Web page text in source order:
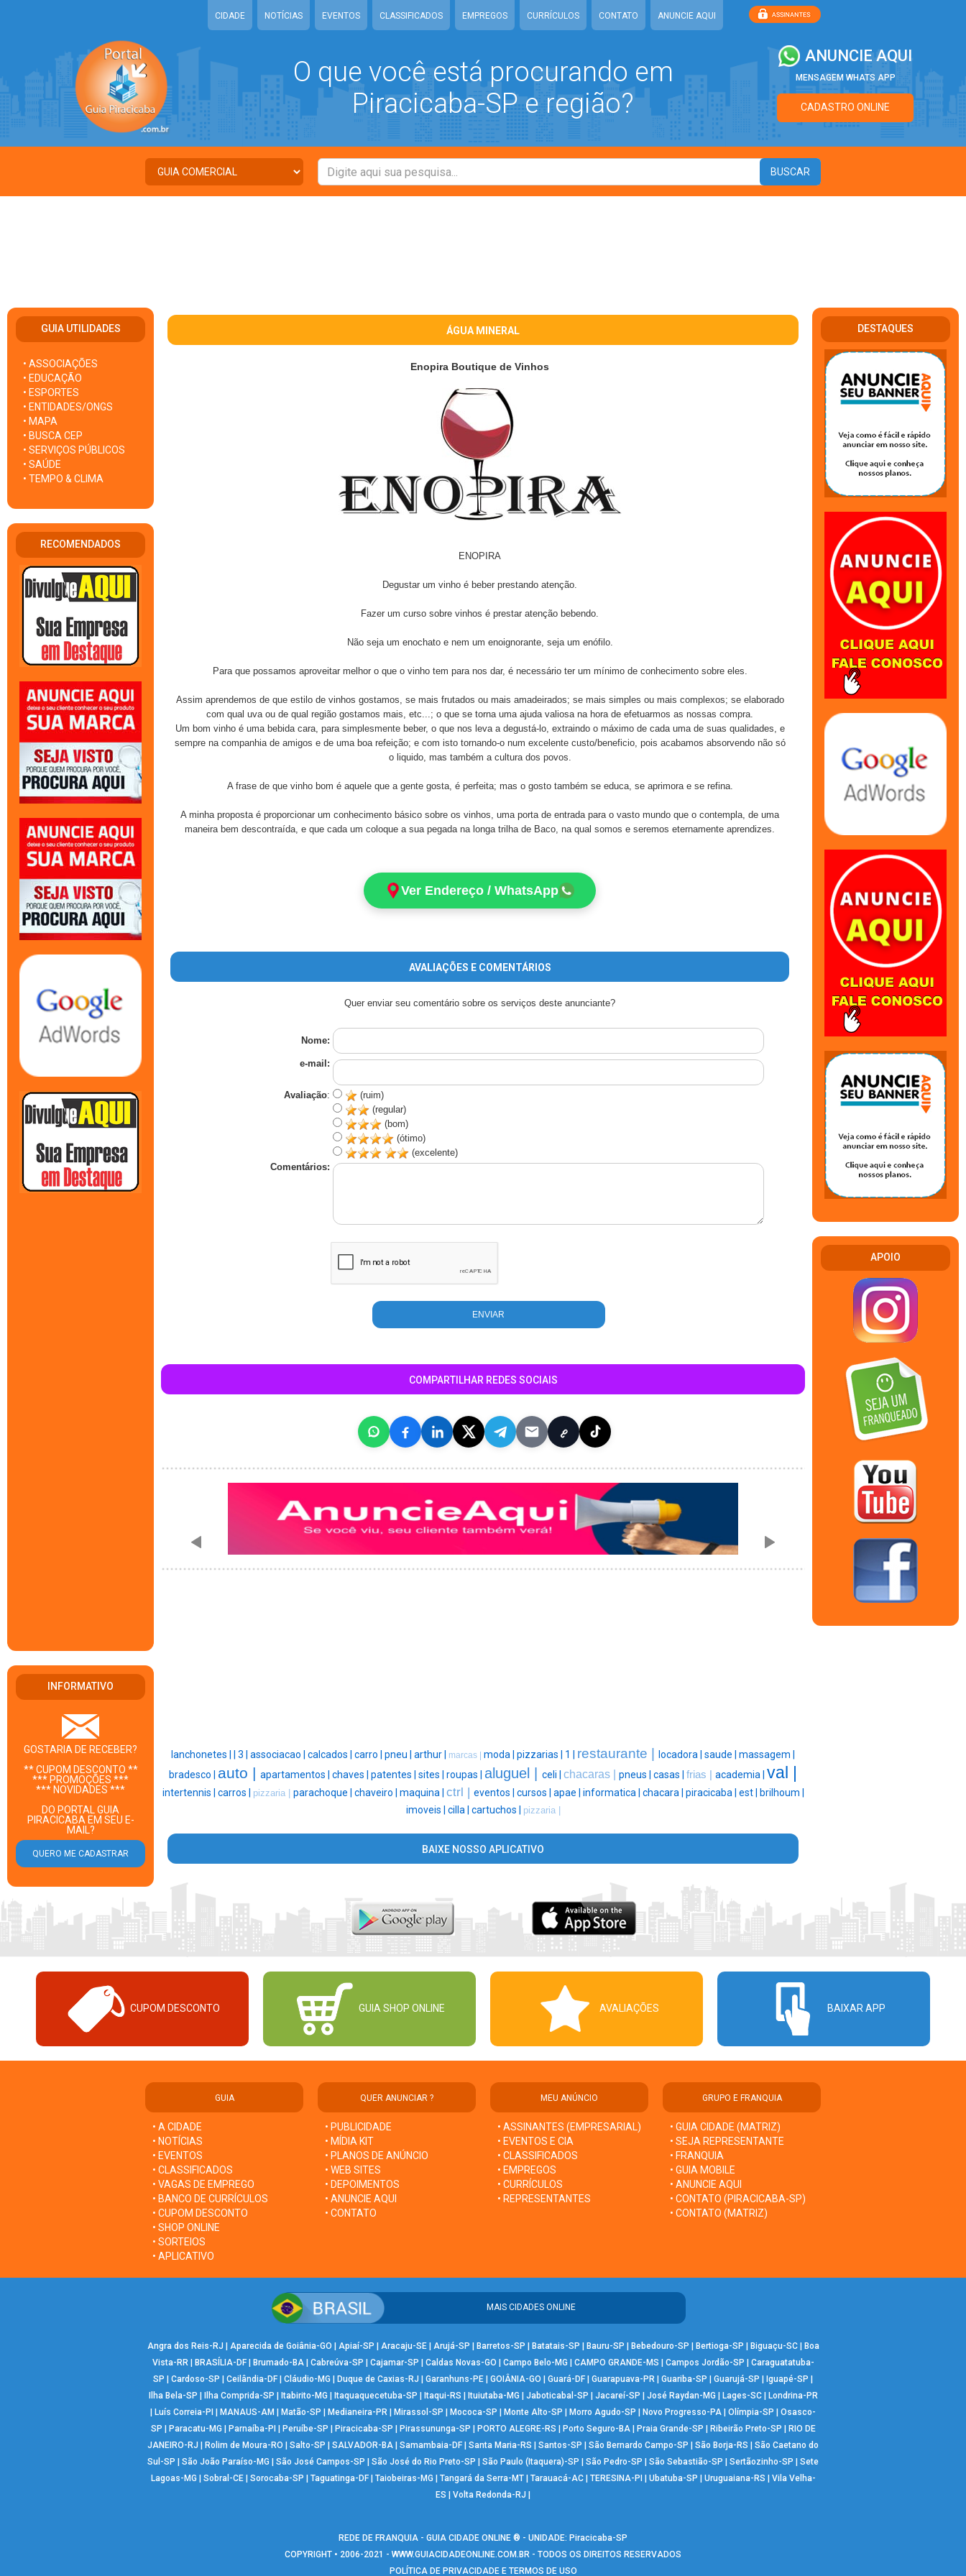
CIDADE NOTÍCIAS EVENTOS CLASSIFICADOS EMPREGOS CURRÍCULOS CONTATO ANUNCIE AQUI
O que você está procurando em
Piracicaba-SP e região?
ANUNCIE AQUI
MENSAGEM WHATS APP
CADASTRO ONLINE
GUIA UTILIDADES
• ASSOCIAÇÕES
• EDUCAÇÃO
• ESPORTES
• ENTIDADES/ONGS
• MAPA
• BUSCA CEP
• SERVIÇOS PÚBLICOS
• SAÚDE
• TEMPO & CLIMA
RECOMENDADOS
INFORMATIVO
GOSTARIA DE RECEBER?
** CUPOM DESCONTO **
*** PROMOÇÕES ***
*** NOVIDADES ***
DO PORTAL GUIA
PIRACICABA EM SEU E-
MAIL?
ÁGUA MINERAL
Enopira Boutique de Vinhos
ENOPIRA
Degustar um vinho é beber prestando atenção.
Fazer um curso sobre vinhos é prestar atenção bebendo.
Não seja um enochato e nem um enoignorante, seja um enófilo.
Para que possamos aproveitar melhor o que o vinho tem para nos dar, é necessário ter um mínimo de conhecimento sobre eles.
Assim aprendemos de que estilo de vinhos gostamos, se mais frutados ou mais amadeirados; se mais simples ou mais complexos; se elaborado
com qual uva ou de qual região gostamos mais, etc...; o que se torna uma ajuda valiosa na hora de efetuarmos as nossas compra.
Um bom vinho é uma bebida cara, para simplesmente beber, o que nos leva a degustá-lo, extraindo o máximo de cada uma de suas qualidades, e
sempre na companhia de amigos e de uma boa refeição; e com isto tornando-o num excelente custo/beneficio, pois acabamos absorvendo não só
o liquido, mas também a cultura dos povos.
A frase de que vinho bom é aquele que a gente gosta, é perfeita; mas o gosto também se educa, se aprimora e se refina.
A minha proposta é proporcionar um conhecimento básico sobre os vinhos, uma porta de entrada para o vasto mundo que o contempla, de uma
maneira bem descontraída, e que cada um coloque a sua pegada na longa trilha de Baco, na qual somos e seremos eternamente aprendizes.
Ver Endereço / WhatsApp
AVALIAÇÕES E COMENTÁRIOS
Quer enviar seu comentário sobre os serviços deste anunciante?
Nome:
e-mail:
Avaliação:
(ruim)
(regular)
(bom)
(ótimo)
(excelente)
Comentários:
COMPARTILHAR REDES SOCIAIS
lanchonetes | 3 | associacao | calcados | carro | pneu | arthur | marcas | moda | pizzarias | 1 | restaurante | locadora | saude | massagem |
bradesco | auto | apartamentos | chaves | patentes | sites | roupas | aluguel | celi | chacaras | pneus | casas | frias | academia | val |
intertennis | carros | pizzaria | parachoque | chaveiro | maquina | ctrl | eventos | cursos | apae | informatica | chacara | piracicaba | est |
brilhoum |
imoveis | cilla | cartuchos | pizzaria |
BAIXE NOSSO APLICATIVO
DESTAQUES
APOIO
CUPOM DESCONTO GUIA SHOP ONLINE AVALIAÇÕES BAIXAR APP
GUIA
• A CIDADE
• NOTÍCIAS
• EVENTOS
• CLASSIFICADOS
• VAGAS DE EMPREGO
• BANCO DE CURRÍCULOS
• CUPOM DESCONTO
• SHOP ONLINE
• SORTEIOS
• APLICATIVO
QUER ANUNCIAR ?
• PUBLICIDADE
• MÍDIA KIT
• PLANOS DE ANÚNCIO
• WEB SITES
• DEPOIMENTOS
• ANUNCIE AQUI
• CONTATO
MEU ANÚNCIO
• ASSINANTES (EMPRESARIAL)
• EVENTOS E CIA
• CLASSIFICADOS
• EMPREGOS
• CURRÍCULOS
• REPRESENTANTES
GRUPO E FRANQUIA
• GUIA CIDADE (MATRIZ)
• SEJA REPRESENTANTE
• FRANQUIA
• GUIA MOBILE
• ANUNCIE AQUI
• CONTATO (PIRACICABA-SP)
• CONTATO (MATRIZ)
MAIS CIDADES ONLINE
Angra dos Reis-RJ | Aparecida de Goiânia-GO | Apiaí-SP | Aracaju-SE| Arujá-SP | Barretos-SP | Batatais-SP | Bauru-SP | Bebedouro-SP | Bertioga-SP | Biguaçu-SC| Boa
Vista-RR | BRASÍLIA-DF| Brumado-BA| Cabreúva-SP | Cajamar-SP | Caldas Novas-GO | Campo Belo-MG | CAMPO GRANDE-MS | Campos Jordão-SP | Caraguatatuba-
SP | Cardoso-SP | Ceilândia-DF | Cláudio-MG | Duque de Caxias-RJ | Garanhuns-PE | GOIÂNIA-GO | Guará-DF | Guarapuava-PR | Guariba-SP | Guarujá-SP | Iguapé-SP |
Ilha Bela-SP | Ilha Comprida-SP | Itabirito-MG | Itaquaquecetuba-SP | Itaqui-RS | Ituiutaba-MG | Jaboticabal-SP | Jacareí-SP | José Raydan-MG | Lages-SC| Londrina-PR
| Luís Correia-PI | MANAUS-AM | Matão-SP | Medianeira-PR | Mirassol-SP | Mococa-SP | Monte Alto-SP | Morro Agudo-SP | Novo Progresso-PA | Olímpia-SP | Osasco-
SP | Paracatu-MG | Parnaíba-PI | Peruíbe-SP | Piracicaba-SP | Pirassununga-SP | PORTO ALEGRE-RS | Porto Seguro-BA| Praia Grande-SP | Ribeirão Preto-SP | RIO DE
JANEIRO-RJ | Rolim de Moura-RO | Salto-SP | SALVADOR-BA | Samambaia-DF | Santa Maria-RS | Santos-SP | São Bernardo Campo-SP | São Borja-RS | São Caetano do
Sul-SP | São João Paraíso-MG | São José Campos-SP | São José do Rio Preto-SP | São Paulo (Itaquera)-SP | São Pedro-SP | São Sebastião-SP | Sertãozinho-SP | Sete
Lagoas-MG | Sobral-CE| Sorocaba-SP | Taguatinga-DF| Taiobeiras-MG | Tangará da Serra-MT| Tarauacá-AC| TERESINA-PI | Ubatuba-SP | Uruguaiana-RS | Vila Velha-
ES | Volta Redonda-RJ |
REDE DE FRANQUIA - GUIA CIDADE ONLINE ® - UNIDADE: Piracicaba-SP
COPYRIGHT • 2006-2021 - WWW.GUIACIDADEONLINE.COM.BR - TODOS OS DIREITOS RESERVADOS
POLÍTICA DE PRIVACIDADE E TERMOS DE USO